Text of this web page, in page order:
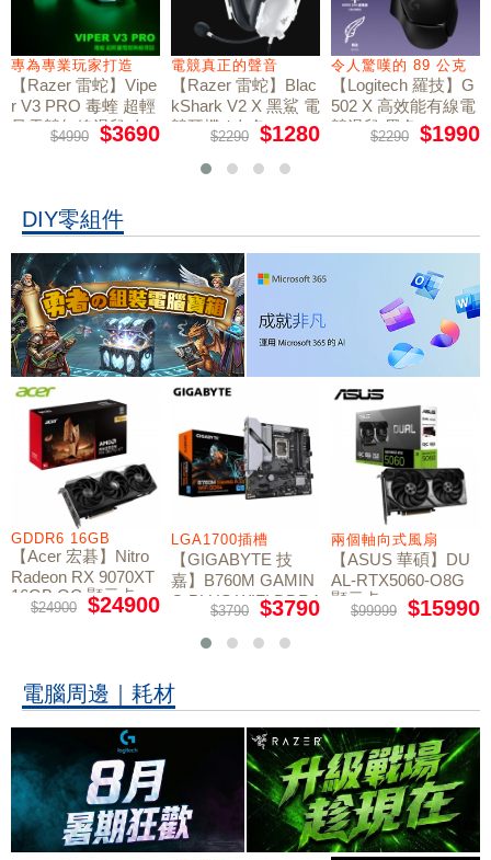
專為專業玩家打造
【Razer 雷蛇】Vipe
r V3 PRO 毒蝰 超輕
量電競無線滑鼠 白
$4990 $3690
電競真正的聲音
【Razer 雷蛇】Blac
kShark V2 X 黑鯊 電
競耳機 / 白色
$2290 $1280
令人驚嘆的 89 公克
【Logitech 羅技】G
502 X 高效能有線電
競滑鼠 黑色
$2290 $1990
DIY零組件
GDDR6 16GB
【Acer 宏碁】Nitro
Radeon RX 9070XT
16GB OC 顯示卡
$24900 $24900
LGA1700插槽
【GIGABYTE 技
嘉】B760M GAMIN
G PLUS WIFI DDR4
主機板$3790 $3790
兩個軸向式風扇
【ASUS 華碩】DU
AL-RTX5060-O8G
顯示卡
$99999 $15990
電腦周邊｜耗材